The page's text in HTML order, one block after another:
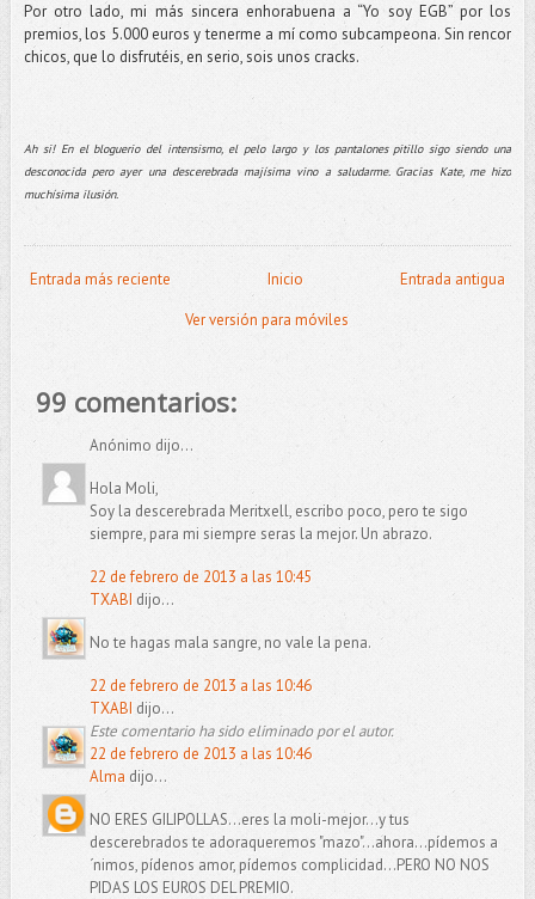
Por otro lado, mi más sincera enhorabuena a “Yo soy EGB” por los
premios, los 5.000 euros y tenerme a mí como subcampeona. Sin rencor
chicos, que lo disfrutéis, en serio, sois unos cracks.
Ah si! En el bloguerio del intensismo, el pelo largo y los pantalones pitillo sigo siendo una
desconocida pero ayer una descerebrada majísima vino a saludarme. Gracias Kate, me hizo
muchísima ilusión.
Entrada más reciente Entrada antigua
Inicio
Ver versión para móviles
99 comentarios:
Anónimo dijo...
Hola Moli,
Soy la descerebrada Meritxell, escribo poco, pero te sigo
siempre, para mi siempre seras la mejor. Un abrazo.
22 de febrero de 2013 a las 10:45
TXABI dijo...
No te hagas mala sangre, no vale la pena.
22 de febrero de 2013 a las 10:46
TXABI dijo...
Este comentario ha sido eliminado por el autor.
22 de febrero de 2013 a las 10:46
Alma dijo...
NO ERES GILIPOLLAS...eres la moli-mejor...y tus
descerebrados te adoraqueremos "mazo"...ahora...pídemos a
´nimos, pídenos amor, pídemos complicidad...PERO NO NOS
PIDAS LOS EUROS DEL PREMIO.